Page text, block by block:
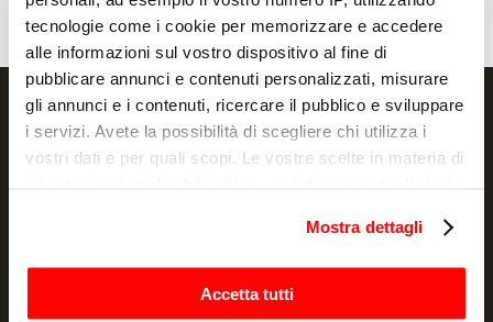
tecnologie come i cookie per memorizzare e accedere
alle informazioni sul vostro dispositivo al fine di
pubblicare annunci e contenuti personalizzati, misurare
gli annunci e i contenuti, ricercare il pubblico e sviluppare
i servizi. Avete la possibilità di scegliere chi utilizza i
vostri dati e per quali scopi. Le vostre scelte in materia di
modificare o revocare il proprio consenso in qualsiasi
momento dalla Dichiarazione sui cookie o facendo clic
sull'icona di attivazione della privacy.
Mostra dettagli
Accetta tutti
miei dati personali per finalità di marketing